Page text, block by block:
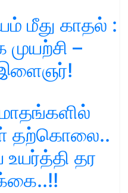
மீது காதல் :
முயற்சி –
இளைஞர்!
மாதங்களில்
தற்கொலை..
உயர்த்தி தர